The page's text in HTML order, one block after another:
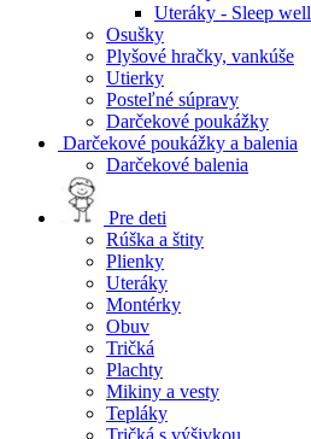
Uteráky - Sleep well
Osušky
Plyšové hračky, vankúše
Utierky
Posteľné súpravy
Darčekové poukážky
Darčekové poukážky a balenia
Darčekové balenia
Pre deti
Rúška a štity
Plienky
Uteráky
Montérky
Obuv
Tričká
Plachty
Mikiny a vesty
Tepláky
Tričká s výšivkou